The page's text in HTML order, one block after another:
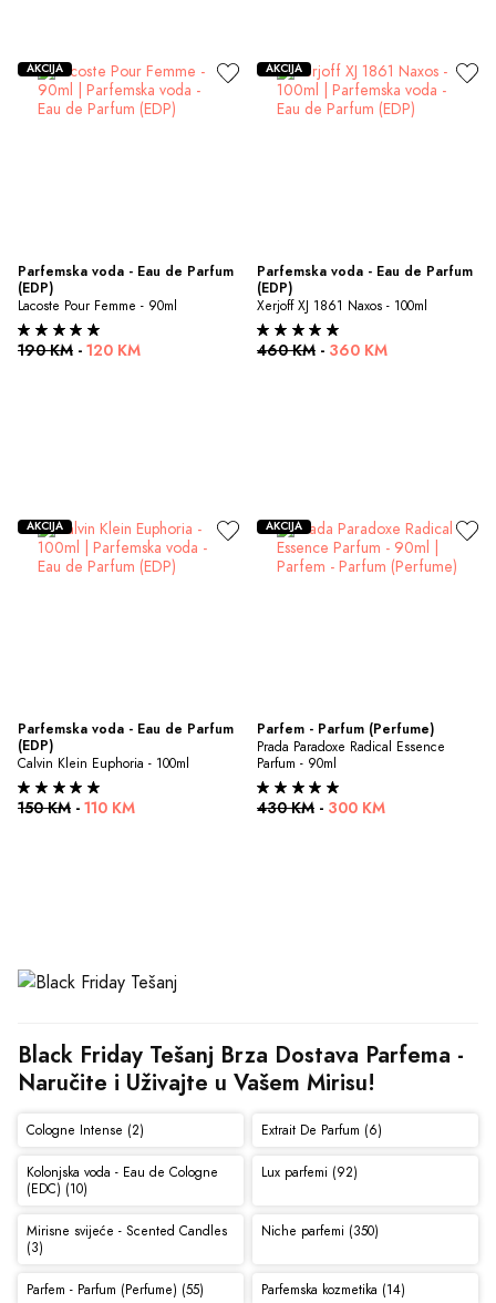
Parfemska voda - Eau de Parfum
(EDP)
Lacoste Pour Femme - 90ml
190 KM - 120 KM
AKCIJA
Parfemska voda - Eau de Parfum
(EDP)
Xerjoff XJ 1861 Naxos - 100ml
460 KM - 360 KM
AKCIJA
Parfemska voda - Eau de Parfum
(EDP)
Calvin Klein Euphoria - 100ml
150 KM - 110 KM
AKCIJA
Parfem - Parfum (Perfume)
Prada Paradoxe Radical Essence
Parfum - 90ml
430 KM - 300 KM
AKCIJA
Black Friday Tešanj Brza Dostava Parfema -
Naručite i Uživajte u Vašem Mirisu!
Cologne Intense (2) Extrait De Parfum (6)
Kolonjska voda - Eau de Cologne
(EDC) (10)
Lux parfemi (92)
Mirisne svijeće - Scented Candles
(3)
Niche parfemi (350)
Parfem - Parfum (Perfume) (55) Parfemska kozmetika (14)